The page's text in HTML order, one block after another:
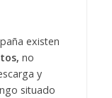
existen
no
y
situado